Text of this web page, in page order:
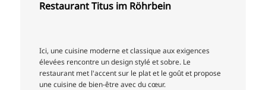
Restaurant Titus im Röhrbein
Ici, une cuisine moderne et classique aux exigences
élevées rencontre un design stylé et sobre. Le
restaurant met l'accent sur le plat et le goût et propose
une cuisine de bien-être avec du cœur.